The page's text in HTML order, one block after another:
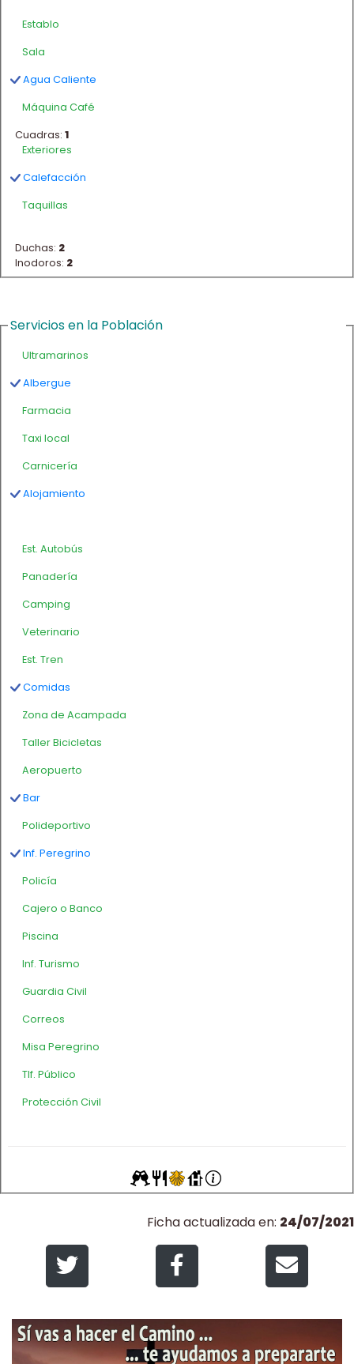
Establo
Sala
Agua Caliente
Máquina Café
Cuadras: 1
Exteriores
Calefacción
Taquillas
Duchas: 2
Inodoros: 2
Servicios en la Población
Ultramarinos
Albergue
Farmacia
Taxi local
Carnicería
Alojamiento
Est. Autobús
Panadería
Camping
Veterinario
Est. Tren
Comidas
Zona de Acampada
Taller Bicicletas
Aeropuerto
Bar
Polideportivo
Inf. Peregrino
Policía
Cajero o Banco
Piscina
Inf. Turismo
Guardia Civil
Correos
Misa Peregrino
Tlf. Público
Protección Civil
Ficha actualizada en: 24/07/2021